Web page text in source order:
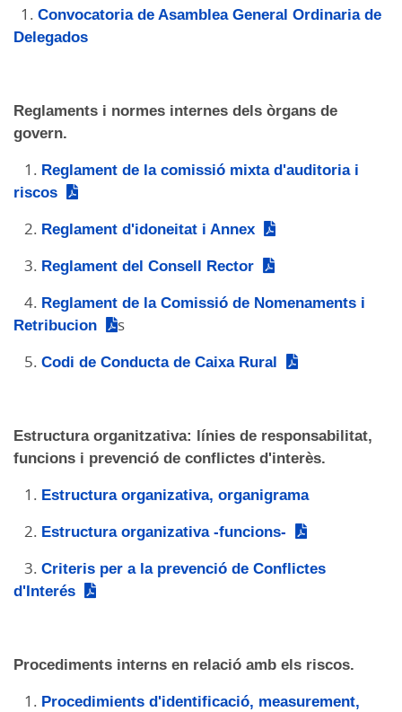
1. Convocatoria de Asamblea General Ordinaria de
Delegados
Reglaments i normes internes dels òrgans de
govern.
1. Reglament de la comissió mixta d'auditoria i
riscos
2. Reglament d'idoneitat i Annex
3. Reglament del Consell Rector
4. Reglament de la Comissió de Nomenaments i
Retribucion
s
5. Codi de Conducta de Caixa Rural
Estructura organitzativa: línies de responsabilitat,
funcions i prevenció de conflictes d'interès.
1. Estructura organizativa, organigrama
2. Estructura organizativa -funcions-
3. Criteris per a la prevenció de Conflictes
d'Interés
Procediments interns en relació amb els riscos.
1. Procedimients d'identificació, measurement,